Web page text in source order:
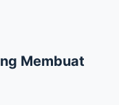
Membuat